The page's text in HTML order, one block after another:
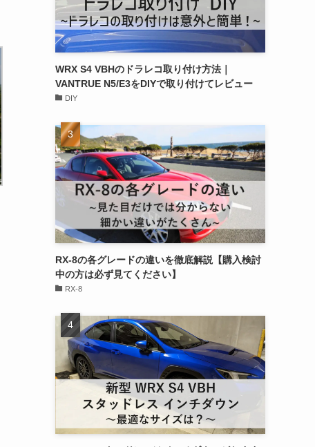
WRX S4 VBHのドラレコ取り付け方法｜
VANTRUE N5/E3をDIYで取り付けてレビュー
DIY
RX-8の各グレードの違いを徹底解説【購入検討
中の方は必ず見てください】
RX-8